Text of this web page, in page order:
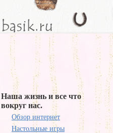
Наша жизнь и все что
вокруг нас.
Обзор интернет
Настольные игры